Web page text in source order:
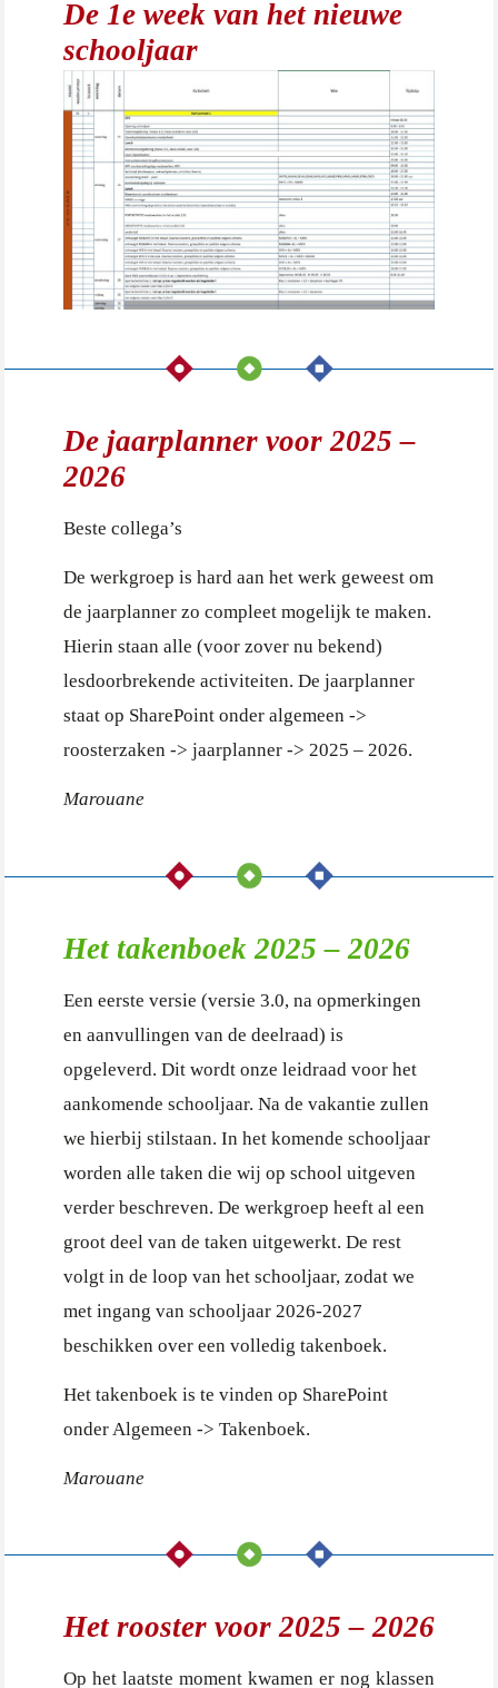
De 1e week van het nieuwe
schooljaar
De jaarplanner voor 2025 –
2026
Beste collega’s
De werkgroep is hard aan het werk geweest om
de jaarplanner zo compleet mogelijk te maken.
Hierin staan alle (voor zover nu bekend)
lesdoorbrekende activiteiten. De jaarplanner
staat op SharePoint onder algemeen ->
roosterzaken -> jaarplanner -> 2025 – 2026.
Marouane
Het takenboek 2025 – 2026
Een eerste versie (versie 3.0, na opmerkingen
en aanvullingen van de deelraad) is
opgeleverd. Dit wordt onze leidraad voor het
aankomende schooljaar. Na de vakantie zullen
we hierbij stilstaan. In het komende schooljaar
worden alle taken die wij op school uitgeven
verder beschreven. De werkgroep heeft al een
groot deel van de taken uitgewerkt. De rest
volgt in de loop van het schooljaar, zodat we
met ingang van schooljaar 2026-2027
beschikken over een volledig takenboek.
Het takenboek is te vinden op SharePoint
onder Algemeen -> Takenboek.
Marouane
Het rooster voor 2025 – 2026
Op het laatste moment kwamen er nog klassen